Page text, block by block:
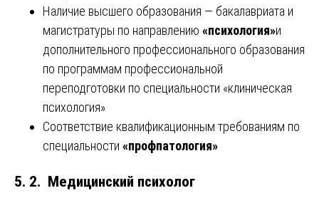
Наличие высшего образования — бакалавриата и
магистратуры по направлению «психология»и
дополнительного профессионального образования
по программам профессиональной
переподготовки по специальности «клиническая
психология»
Соответствие квалификационным требованиям по
специальности «профпатология»
5. 2. Медицинский психолог